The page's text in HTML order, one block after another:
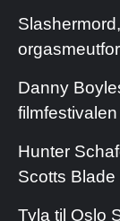
Danny
Hunter
Scotts
Tyla til Oslo